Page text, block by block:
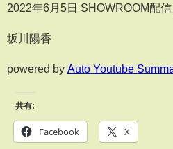
2022年6月5日 SHOWROOM配信
坂川陽香
powered by Auto Youtube
共有:
Facebook X